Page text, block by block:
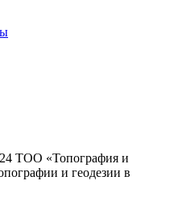
ТОО «Топография и
и геодезии в